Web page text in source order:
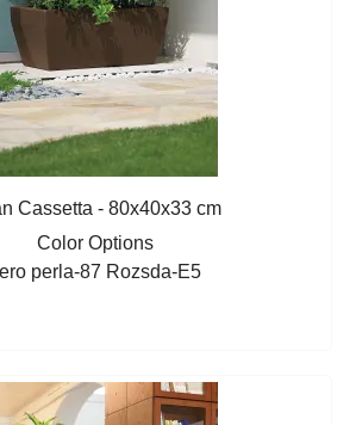
Cassetta - 80x40x33 cm
Color Options
perla-87 Rozsda-E5